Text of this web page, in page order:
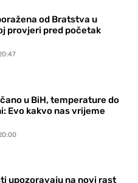
od Bratstva u
provjeri pred početak
u BiH, temperature do
Evo kakvo nas vrijeme
upozoravaju na novi rast